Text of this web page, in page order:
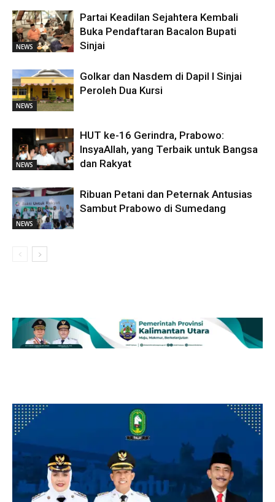
NEWS
Partai Keadilan Sejahtera Kembali
Buka Pendaftaran Bacalon Bupati
Sinjai
NEWS
Golkar dan Nasdem di Dapil I Sinjai
Peroleh Dua Kursi
NEWS
HUT ke-16 Gerindra, Prabowo:
InsyaAllah, yang Terbaik untuk Bangsa
dan Rakyat
NEWS
Ribuan Petani dan Peternak Antusias
Sambut Prabowo di Sumedang